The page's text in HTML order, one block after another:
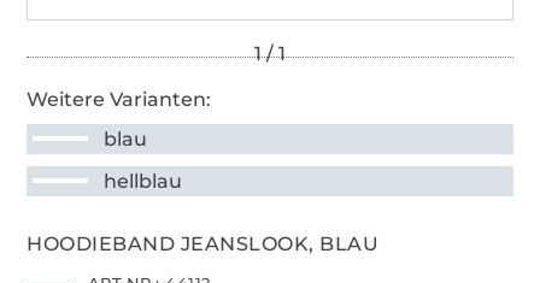
Weitere Varianten:
blau
hellblau
HOODIEBAND JEANSLOOK, BLAU